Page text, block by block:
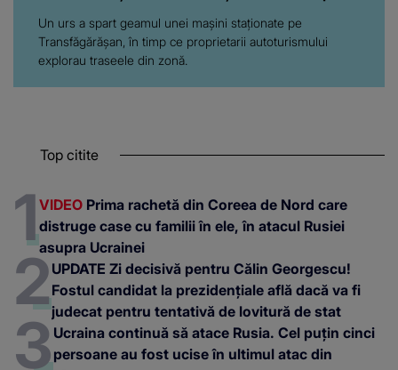
Un urs a spart geamul unei mașini staționate pe
Transfăgărășan, în timp ce proprietarii autoturismului
explorau traseele din zonă.
Top citite
VIDEO Prima rachetă din Coreea de Nord care
distruge case cu familii în ele, în atacul Rusiei
asupra Ucrainei
UPDATE Zi decisivă pentru Călin Georgescu!
Fostul candidat la prezidențiale află dacă va fi
judecat pentru tentativă de lovitură de stat
Ucraina continuă să atace Rusia. Cel puțin cinci
persoane au fost ucise în ultimul atac din